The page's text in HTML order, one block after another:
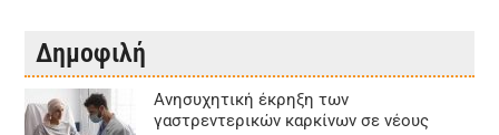
Δημοφιλή
Aνησυχητική έκρηξη των
γαστρεντερικών καρκίνων σε νέους